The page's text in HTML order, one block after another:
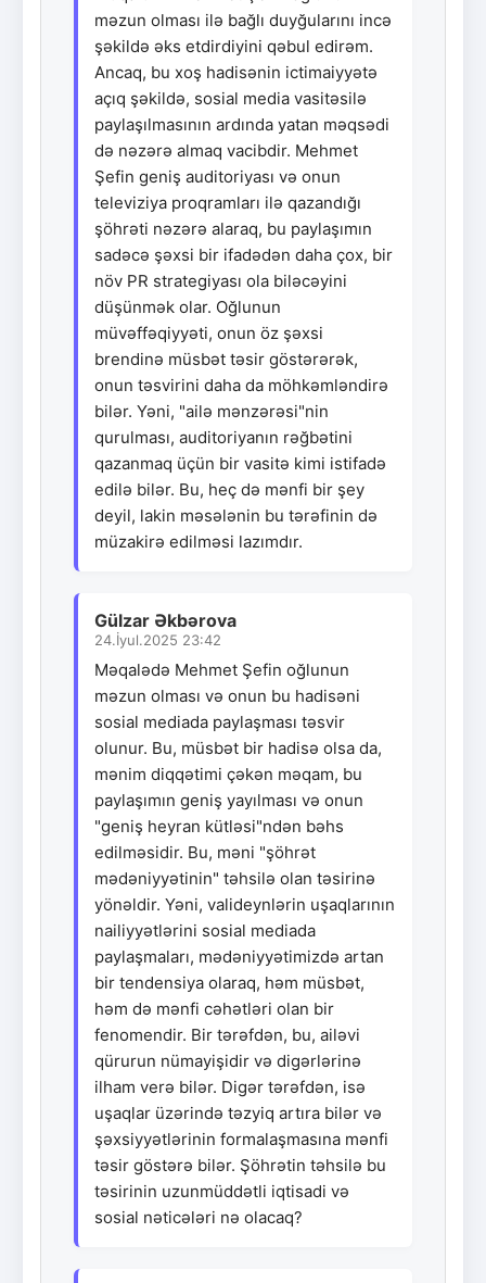
məzun olması ilə bağlı duyğularını incə
şəkildə əks etdirdiyini qəbul edirəm.
Ancaq, bu xoş hadisənin ictimaiyyətə
açıq şəkildə, sosial media vasitəsilə
paylaşılmasının ardında yatan məqsədi
də nəzərə almaq vacibdir. Mehmet
Şefin geniş auditoriyası və onun
televiziya proqramları ilə qazandığı
şöhrəti nəzərə alaraq, bu paylaşımın
sadəcə şəxsi bir ifadədən daha çox, bir
növ PR strategiyası ola biləcəyini
düşünmək olar. Oğlunun
müvəffəqiyyəti, onun öz şəxsi
brendinə müsbət təsir göstərərək,
onun təsvirini daha da möhkəmləndirə
bilər. Yəni, "ailə mənzərəsi"nin
qurulması, auditoriyanın rəğbətini
qazanmaq üçün bir vasitə kimi istifadə
edilə bilər. Bu, heç də mənfi bir şey
deyil, lakin məsələnin bu tərəfinin də
müzakirə edilməsi lazımdır.
Gülzar Əkbərova
24.İyul.2025 23:42
Məqalədə Mehmet Şefin oğlunun
məzun olması və onun bu hadisəni
sosial mediada paylaşması təsvir
olunur. Bu, müsbət bir hadisə olsa da,
mənim diqqətimi çəkən məqam, bu
paylaşımın geniş yayılması və onun
"geniş heyran kütləsi"ndən bəhs
edilməsidir. Bu, məni "şöhrət
mədəniyyətinin" təhsilə olan təsirinə
yönəldir. Yəni, valideynlərin uşaqlarının
nailiyyətlərini sosial mediada
paylaşmaları, mədəniyyətimizdə artan
bir tendensiya olaraq, həm müsbət,
həm də mənfi cəhətləri olan bir
fenomendir. Bir tərəfdən, bu, ailəvi
qürurun nümayişidir və digərlərinə
ilham verə bilər. Digər tərəfdən, isə
uşaqlar üzərində təzyiq artıra bilər və
şəxsiyyətlərinin formalaşmasına mənfi
təsir göstərə bilər. Şöhrətin təhsilə bu
təsirinin uzunmüddətli iqtisadi və
sosial nəticələri nə olacaq?